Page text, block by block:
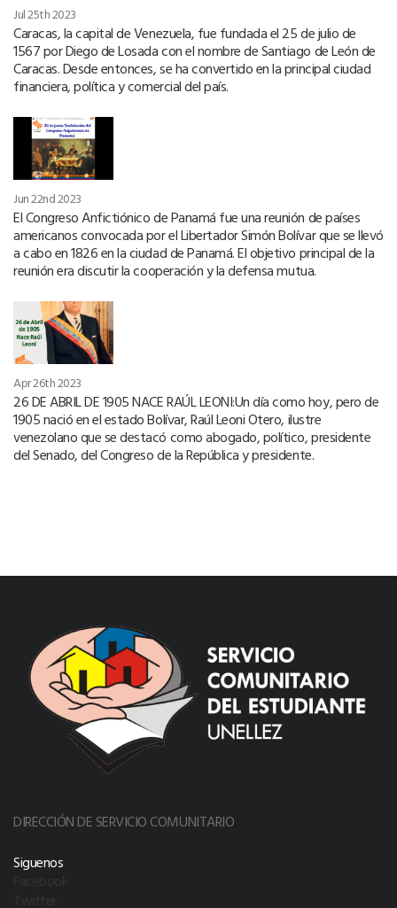
Jul 25th 2023
Caracas, la capital de Venezuela, fue fundada el 25 de julio de
1567 por Diego de Losada con el nombre de Santiago de León de
Caracas. Desde entonces, se ha convertido en la principal ciudad
financiera, política y comercial del país.
Jun 22nd 2023
El Congreso Anfictiónico de Panamá fue una reunión de países
americanos convocada por el Libertador Simón Bolívar que se llevó
a cabo en 1826 en la ciudad de Panamá. El objetivo principal de la
reunión era discutir la cooperación y la defensa mutua.
Apr 26th 2023
26 DE ABRIL DE 1905 NACE RAÚL LEONI:Un día como hoy, pero de
1905 nació en el estado Bolívar, Raúl Leoni Otero, ilustre
venezolano que se destacó como abogado, político, presidente
del Senado, del Congreso de la República y presidente.
DIRECCIÓN DE SERVICIO COMUNITARIO
Siguenos